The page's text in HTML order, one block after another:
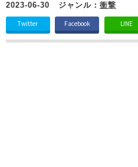
2023-06-30 ジャンル： 衝撃
Twitter Facebook LINE